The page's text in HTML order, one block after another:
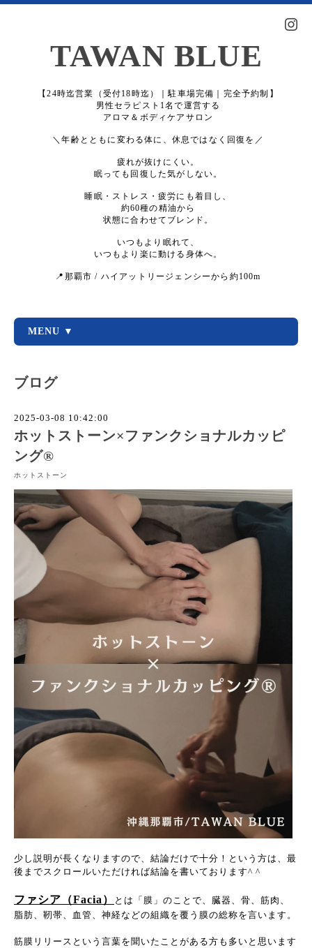
TAWAN BLUE
【24時迄営業（受付18時迄）｜駐車場完備｜完全予約制】
男性セラピスト1名で運営する
アロマ＆ボディケアサロン
＼年齢とともに変わる体に、休息ではなく回復を／
疲れが抜けにくい。
眠っても回復した気がしない。
睡眠・ストレス・疲労にも着目し、
約60種の精油から
状態に合わせてブレンド。
いつもより眠れて、
いつもより楽に動ける身体へ。
📍那覇市 / ハイアットリージェンシーから約100m
MENU ▼
ブログ
2025-03-08 10:42:00
ホットストーン×ファンクショナルカッピ
ング®︎
ホットストーン
少し説明が長くなりますので、結論だけで十分！という方は、最
後までスクロールいただければ結論を書いております^ ^
ファシア（Facia）
とは「膜」のことで、臓器、骨、筋肉、
脂肪、靭帯、血管、神経などの組織を覆う膜の総称を言います。
筋膜リリースという言葉を聞いたことがある方も多いと思います